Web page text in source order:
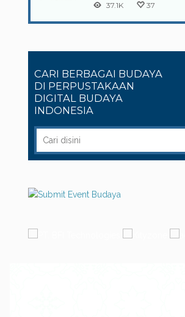
37.1K 37
CARI BERBAGAI BUDAYA
DI PERPUSTAKAAN
DIGITAL BUDAYA
INDONESIA